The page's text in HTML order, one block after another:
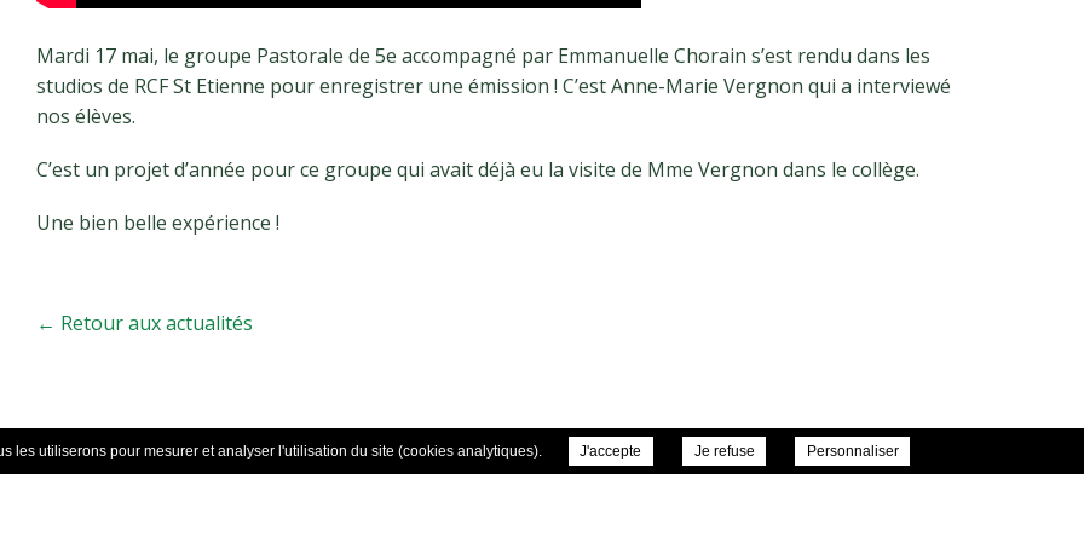
Mardi 17 mai, le groupe Pastorale de 5e accompagné par Emmanuelle Chorain s’est rendu dans les
studios de RCF St Etienne pour enregistrer une émission ! C’est Anne-Marie Vergnon qui a interviewé
nos élèves.
C’est un projet d’année pour ce groupe qui avait déjà eu la visite de Mme Vergnon dans le collège.
Une bien belle expérience !
← Retour aux actualités
les utiliserons pour mesurer et analyser l'utilisation du site (cookies analytiques). J'accepte Je refuse Personnaliser